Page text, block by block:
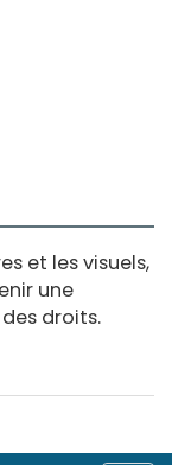
et les visuels,
une
droits.